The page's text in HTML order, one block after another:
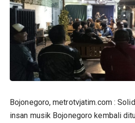
Bojonegoro, metrotvjatim.com :
insan musik Bojonegoro kembali